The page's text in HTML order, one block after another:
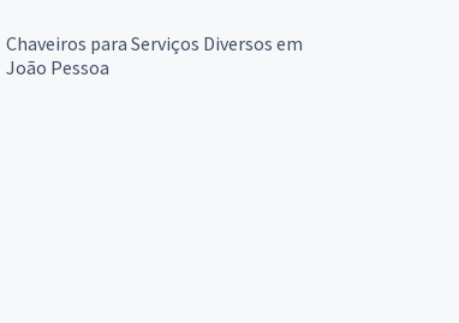
Chaveiros para Serviços Diversos em
João Pessoa